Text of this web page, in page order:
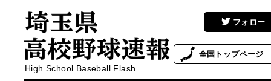
High School Baseball Flash
フォロー
全国 トップページ